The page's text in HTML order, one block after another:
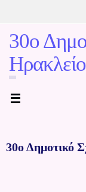
30ο
30ο Δημοτικό